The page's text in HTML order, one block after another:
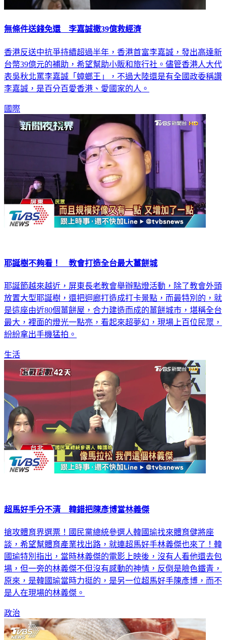
無條件送錢免還 李嘉誠撒39億救經濟
香港反送中抗爭持續超過半年，香港首富李嘉誠，發出高達新
台幣39億元的補助，希望幫助小販和旅行社。儘管香港人大代
表吳秋北罵李嘉誠「蟑螂王」，不過大陸還是有全國政委稱讚
李嘉誠，是百分百愛香港、愛國家的人。
國際
耶誕樹不夠看！ 教會打造全台最大薑餅城
耶誕節越來越近，屏東長老教會舉辦點燈活動，除了教會外頭
放置大型耶誕樹，還把迴廊打造成打卡景點，而最特別的，就
是這座由近80個薑餅屋，合力建造而成的薑餅城市，堪稱全台
最大，裡面的燈光一點亮，看起來超夢幻，現場上百位民眾，
紛紛拿出手機猛拍。
生活
超馬好手分不清 韓錯把陳彥博當林義傑
搶攻體育界選票！國民黨總統參選人韓國瑜找來體育健將座
談，希望幫體育產業找出路，就連超馬好手林義傑也來了！韓
國瑜特別指出，當時林義傑的電影上映後，沒有人看他還去包
場，但一旁的林義傑不但沒有感動的神情，反倒是臉色鐵青，
原來，是韓國瑜當時力挺的，是另一位超馬好手陳彥博，而不
是人在現場的林義傑。
政治